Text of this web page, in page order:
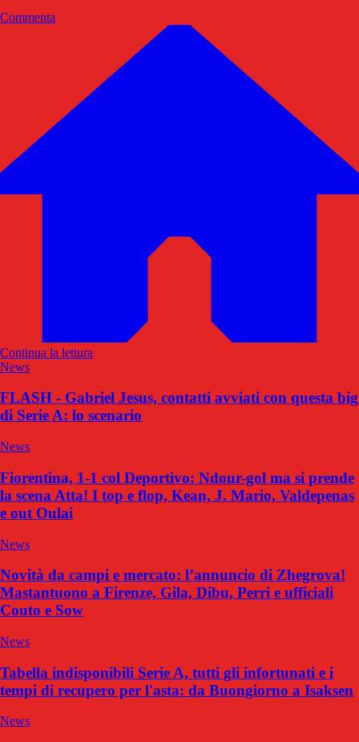
Commenta
Continua la lettura
News
FLASH - Gabriel Jesus, contatti avviati con questa big
di Serie A: lo scenario
News
Fiorentina, 1-1 col Deportivo: Ndour-gol ma si prende
la scena Atta! I top e flop, Kean, J. Mario, Valdepenas
e out Oulai
News
Novità da campi e mercato: l’annuncio di Zhegrova!
Mastantuono a Firenze, Gila, Dibu, Perri e ufficiali
Couto e Sow
News
Tabella indisponibili Serie A, tutti gli infortunati e i
tempi di recupero per l'asta: da Buongiorno a Isaksen
News